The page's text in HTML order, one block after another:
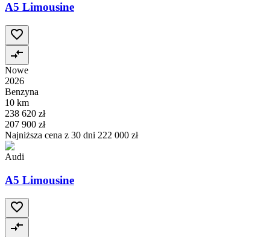
A5 Limousine
Nowe
2026
Benzyna
10 km
238 620 zł
207 900 zł
Najniższa cena z 30 dni 222 000 zł
Audi
A5 Limousine